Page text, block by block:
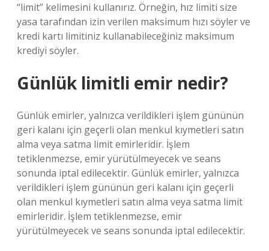
“limit” kelimesini kullanırız. Örneğin, hız limiti size
yasa tarafından izin verilen maksimum hızı söyler ve
kredi kartı limitiniz kullanabileceğiniz maksimum
krediyi söyler.
Günlük limitli emir nedir?
Günlük emirler, yalnızca verildikleri işlem gününün
geri kalanı için geçerli olan menkul kıymetleri satın
alma veya satma limit emirleridir. İşlem
tetiklenmezse, emir yürütülmeyecek ve seans
sonunda iptal edilecektir. Günlük emirler, yalnızca
verildikleri işlem gününün geri kalanı için geçerli
olan menkul kıymetleri satın alma veya satma limit
emirleridir. İşlem tetiklenmezse, emir
yürütülmeyecek ve seans sonunda iptal edilecektir.